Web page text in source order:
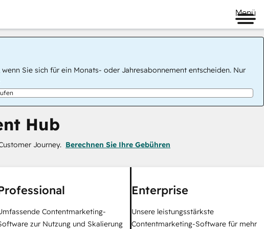
Menü
Sie sich für ein Monats- oder Jahresabonnement entscheiden. Nur
Hub
Journey. Berechnen Sie Ihre Gebühren
Contentmarketing-
zur Nutzung und Skalierung
Enterprise
Unsere leistungsstärkste
Contentmarketing-Software für mehr